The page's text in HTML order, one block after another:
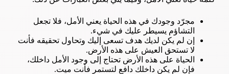
مجرّد وجودك في هذه الحياة يعني الأمل، فلا تجعل
التشاؤم يسيطر عليك في شيء.
إن لم يكن لديك هدف تسعى إليك وتحاول تحقيقه فأنت
لا تستحق العيش على هذه الأرض.
الحياة على هذه الأرض تحتاج إلى وجود الأمل داخلك،
فإن لم يكن داخلك دافع لتستمر فأنت ميت.